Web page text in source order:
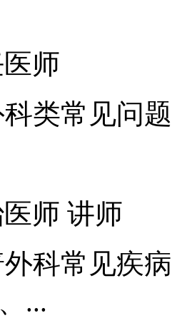
师
类常见问题
师 讲师
科常见疾
...